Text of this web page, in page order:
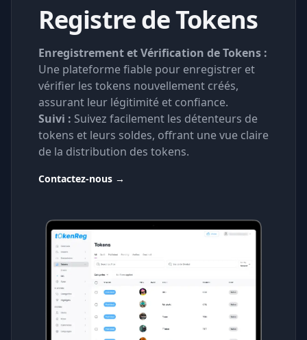
Registre de Tokens
Enregistrement et Vérification de Tokens :
Une plateforme fiable pour enregistrer et
vérifier les tokens nouvellement créés,
assurant leur légitimité et confiance.
Suivi : Suivez facilement les détenteurs de
tokens et leurs soldes, offrant une vue claire
de la distribution des tokens.
Contactez-nous →